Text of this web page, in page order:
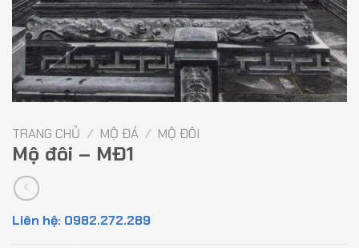
TRANG CHỦ / MỘ ĐÁ / MỘ ĐÔI
Mộ đôi – MĐ1
Liên hệ: 0982.272.289